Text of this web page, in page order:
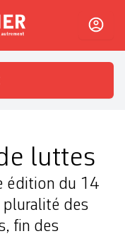
L'essentiel, autrement
luttes
édition du 14
pluralité des
fin des